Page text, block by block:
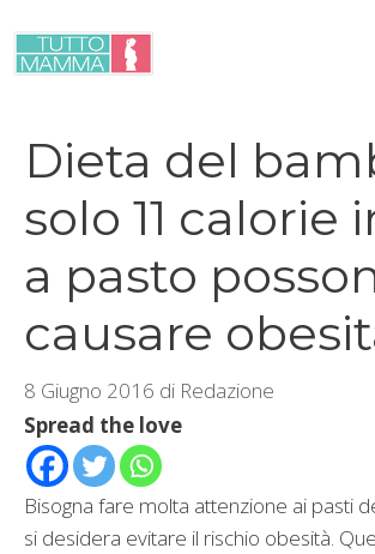
contenuto
Dieta del
solo 11 calorie
a pasto
causare
8 Giugno 2016 di Redazione
Spread the love
Bisogna fare molta attenzione ai pasti
si desidera evitare il rischio obesità.